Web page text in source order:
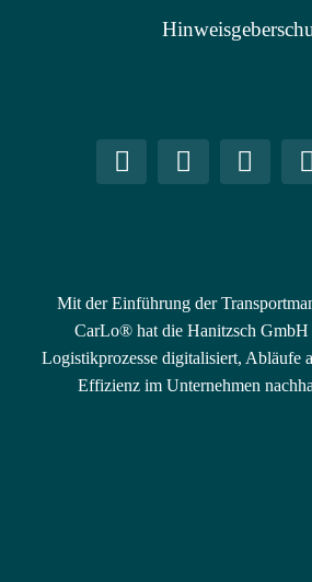
Mit der Einführung der
CarLo® hat die Hanitzsch
Logistikprozesse digitalisiert, Abläufe
Effizienz im Unternehmen